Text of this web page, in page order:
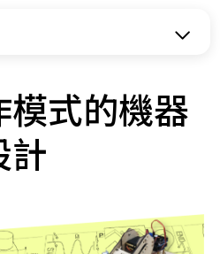
模式的機器
計